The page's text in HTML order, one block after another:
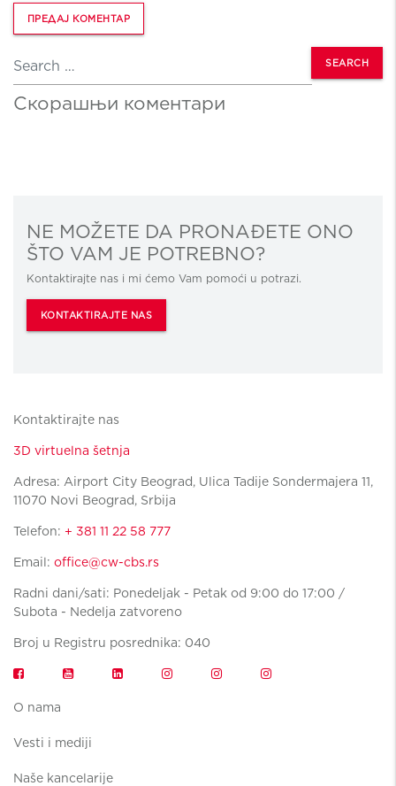
Скорашњи коментари
NE MOŽETE DA PRONAĐETE ONO
ŠTO VAM JE POTREBNO?
Kontaktirajte nas i mi ćemo Vam pomoći u potrazi.
KONTAKTIRAJTE NAS
Kontaktirajte nas
3D virtuelna šetnja
Adresa: Airport City Beograd, Ulica Tadije Sondermajera 11,
11070 Novi Beograd, Srbija
Telefon: + 381 11 22 58 777
Email: office@cw-cbs.rs
Radni dani/sati: Ponedeljak - Petak od 9:00 do 17:00 /
Subota - Nedelja zatvoreno
Broj u Registru posrednika: 040
O nama
Vesti i mediji
Naše kancelarije